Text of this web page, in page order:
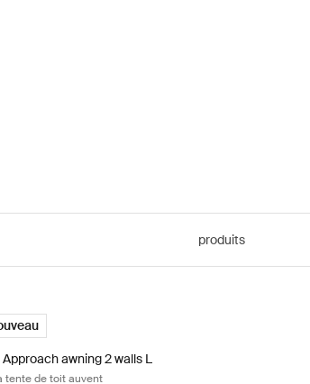
produits
Ashland grey
Approach awning 2 walls L murs à tente de toit
grey (selected)
Approach awning 2 walls L
tente de toit auvent